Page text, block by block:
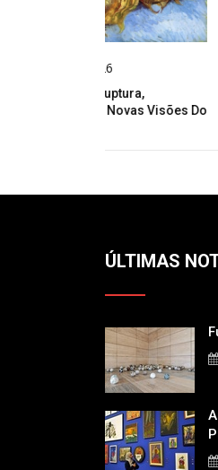
Agosto 05,
Fios De
Indígena Como
ÚLTIMAS